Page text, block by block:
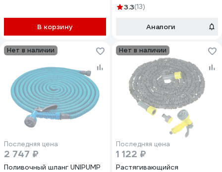
В корзину
3.3(13)
Аналоги
Нет в наличии
Последняя цена
2 747 ₽
Поливочный шланг UNIPUMP
Нет в наличии
Последняя цена
1 122 ₽
Растягивающийся